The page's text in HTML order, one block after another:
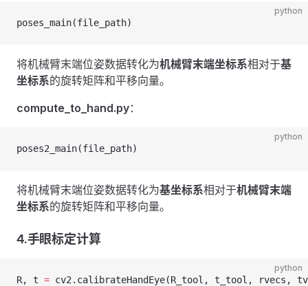
python
poses_main(file_path)
将机械臂末端位姿数据转化为机械臂末端坐标系相对于基
坐标系的旋转矩阵和平移向量。
compute_to_hand.py：
python
poses2_main(file_path)
将机械臂末端位姿数据转化为基坐标系相对于机械臂末端
坐标系的旋转矩阵和平移向量。
4.手眼标定计算
python
R, t = cv2.calibrateHandEye(R_tool, t_tool, rvecs,